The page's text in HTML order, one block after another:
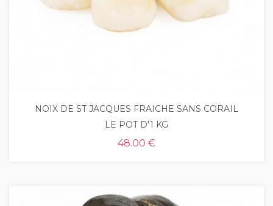
NOIX DE ST JACQUES FRAICHE SANS CORAIL
LE POT D'1 KG
48.00 €